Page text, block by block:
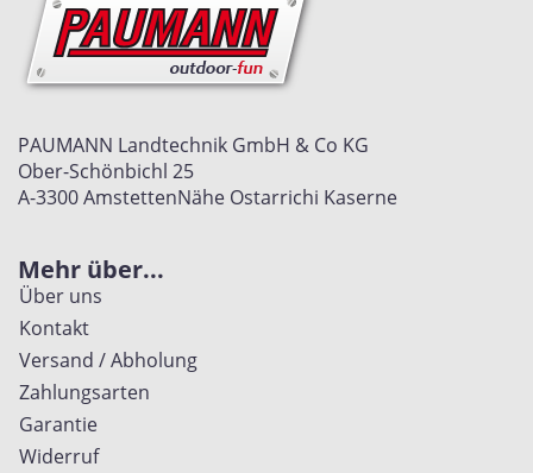
PAUMANN Landtechnik GmbH & Co KG
Ober-Schönbichl 25
A-3300 AmstettenNähe Ostarrichi Kaserne
Mehr über...
Über uns
Kontakt
Versand / Abholung
Zahlungsarten
Garantie
Widerruf